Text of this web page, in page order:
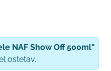
NAF Show Off 500ml"
ostetav.